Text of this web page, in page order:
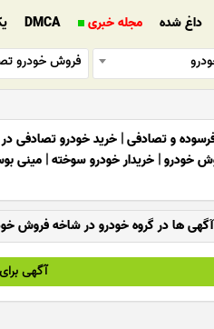
داغ شده مجله خبری DMCA
فروش خودرو
و تصادفی|خرید خودرو تصادفی
خودرو|خریدار خودرو سوخته|مینی
ها در گروه خودرو در شاخه فروش
آگهی